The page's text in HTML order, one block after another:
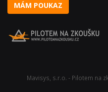
MÁM POUKAZ
Mavisys, s.r.o. - Pilotem na